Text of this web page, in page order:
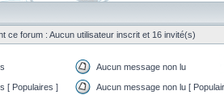
ce forum : Aucun utilisateur inscrit et 16 invité(s)
Aucun message non lu
[ Populaires ] Aucun message non lu [